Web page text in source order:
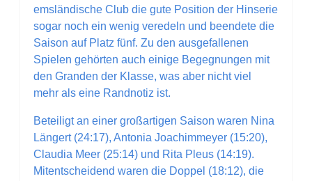
emsländische Club die gute Position der Hinserie
sogar noch ein wenig veredeln und beendete die
Saison auf Platz fünf. Zu den ausgefallenen
Spielen gehörten auch einige Begegnungen mit
den Granden der Klasse, was aber nicht viel
mehr als eine Randnotiz ist.
Beteiligt an einer großartigen Saison waren Nina
Längert (24:17), Antonia Joachimmeyer (15:20),
Claudia Meer (25:14) und Rita Pleus (14:19).
Mitentscheidend waren die Doppel (18:12), die